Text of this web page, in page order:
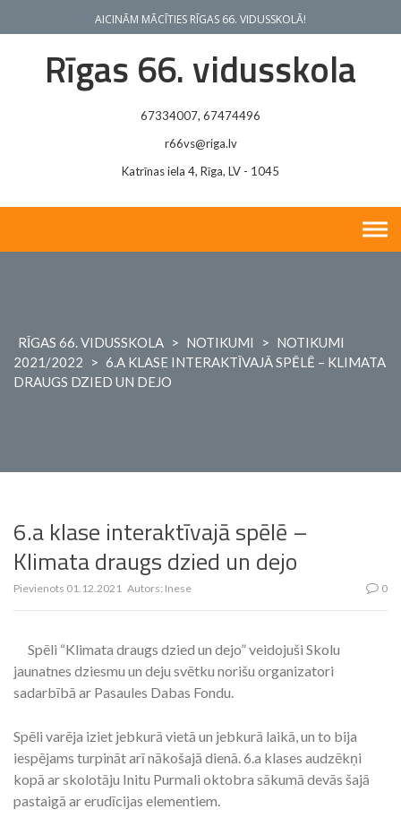
AICINĀM MĀCĪTIES RĪGAS 66. VIDUSSKOLĀ!
Rīgas 66. vidusskola
67334007, 67474496
r66vs@riga.lv
Katrīnas iela 4, Rīga, LV - 1045
RĪGAS 66. VIDUSSKOLA > NOTIKUMI > NOTIKUMI
2021/2022
> 6.A KLASE INTERAKTĪVAJĀ SPĒLĒ – KLIMATA
DRAUGS DZIED UN DEJO
6.a klase interaktīvajā spēlē –
Klimata draugs dzied un dejo
Pievienots 01.12.2021 Autors: Inese 0
Spēli “Klimata draugs dzied un dejo” veidojuši Skolu
jaunatnes dziesmu un deju svētku norišu organizatori
sadarbībā ar Pasaules Dabas Fondu.
Spēli varēja iziet jebkurā vietā un jebkurā laikā, un to bija
iespējams turpināt arī nākošajā dienā. 6.a klases audzēkņi
kopā ar skolotāju Initu Purmali oktobra sākumā devās šajā
pastaigā ar erudīcijas elementiem.